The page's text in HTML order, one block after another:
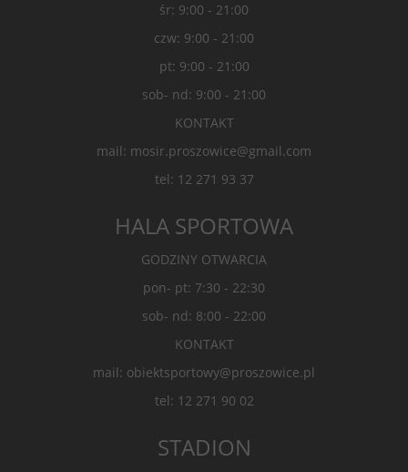
śr: 9:00 - 21:00
czw: 9:00 - 21:00
pt: 9:00 - 21:00
sob- nd: 9:00 - 21:00
KONTAKT
mail: mosir.proszowice@gmail.com
tel: 12 271 93 37
HALA SPORTOWA
GODZINY OTWARCIA
pon- pt: 7:30 - 22:30
sob- nd: 8:00 - 22:00
KONTAKT
mail: obiektsportowy@proszowice.pl
tel: 12 271 90 02
STADION